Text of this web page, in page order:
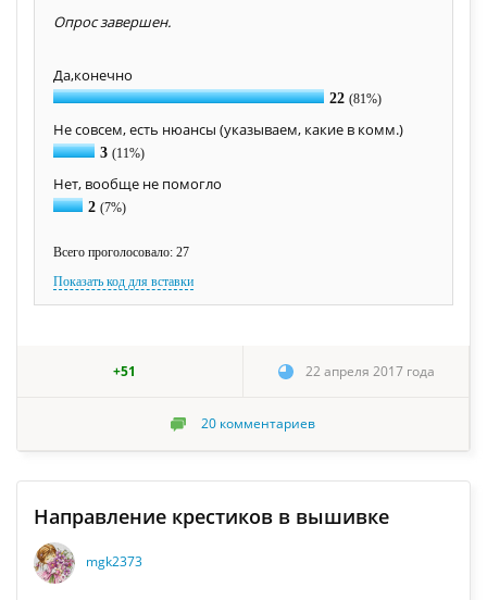
Опрос завершен.
Да,конечно
22 (81%)
Не совсем, есть нюансы (указываем, какие в комм.)
3 (11%)
Нет, вообще не помогло
2 (7%)
Всего проголосовало: 27
Показать код для вставки
+51 22 апреля 2017 года
20 комментариев
Направление крестиков в вышивке
mgk2373